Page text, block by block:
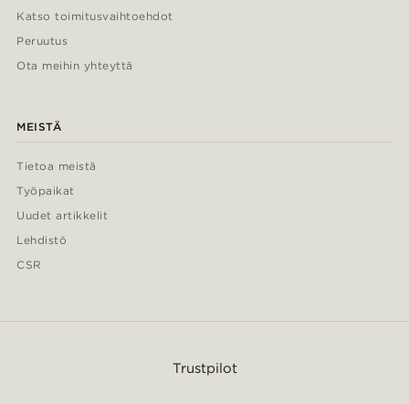
Katso toimitusvaihtoehdot
Peruutus
Ota meihin yhteyttä
MEISTÄ
Tietoa meistä
Työpaikat
Uudet artikkelit
Lehdistö
CSR
Trustpilot